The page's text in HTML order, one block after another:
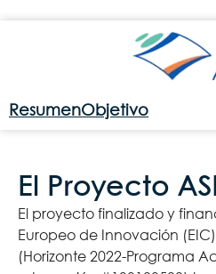
ResumenObjetivo
El Proyecto
El proyecto finalizado y
Europeo de Innovación
(Horizonte 2022-Programa